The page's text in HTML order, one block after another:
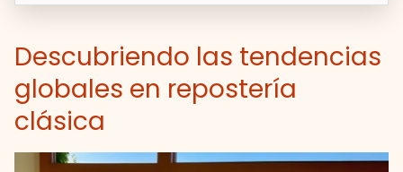
Descubriendo las tendencias
globales en repostería
clásica